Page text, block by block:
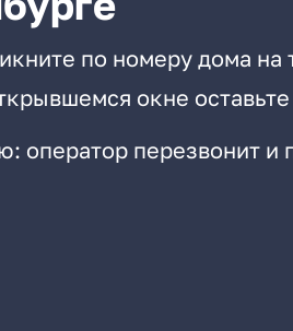
по номеру дома на
окне
оператор перезвонит